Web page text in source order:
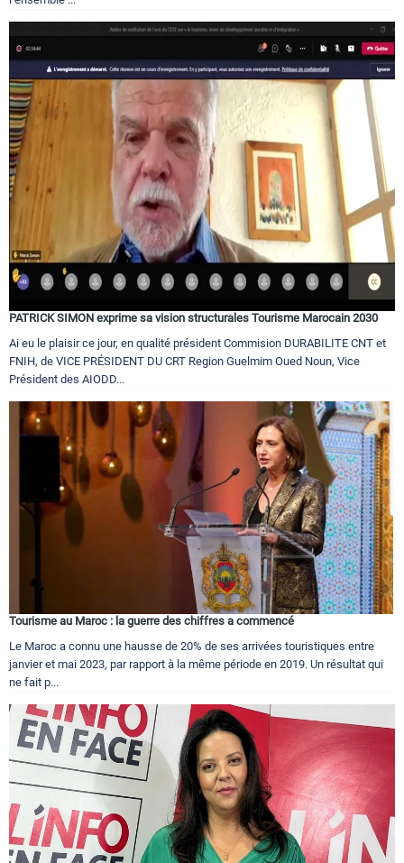
PATRICK SIMON exprime sa vision structurales Tourisme Marocain 2030
Ai eu le plaisir ce jour, en qualité président Commision DURABILITE CNT et
FNIH, de VICE PRÉSIDENT DU CRT Region Guelmim Oued Noun, Vice
Président des AIODD...
Tourisme au Maroc : la guerre des chiffres a commencé
Le Maroc a connu une hausse de 20% de ses arrivées touristiques entre
janvier et mai 2023, par rapport à la même période en 2019. Un résultat qui
ne fait p...